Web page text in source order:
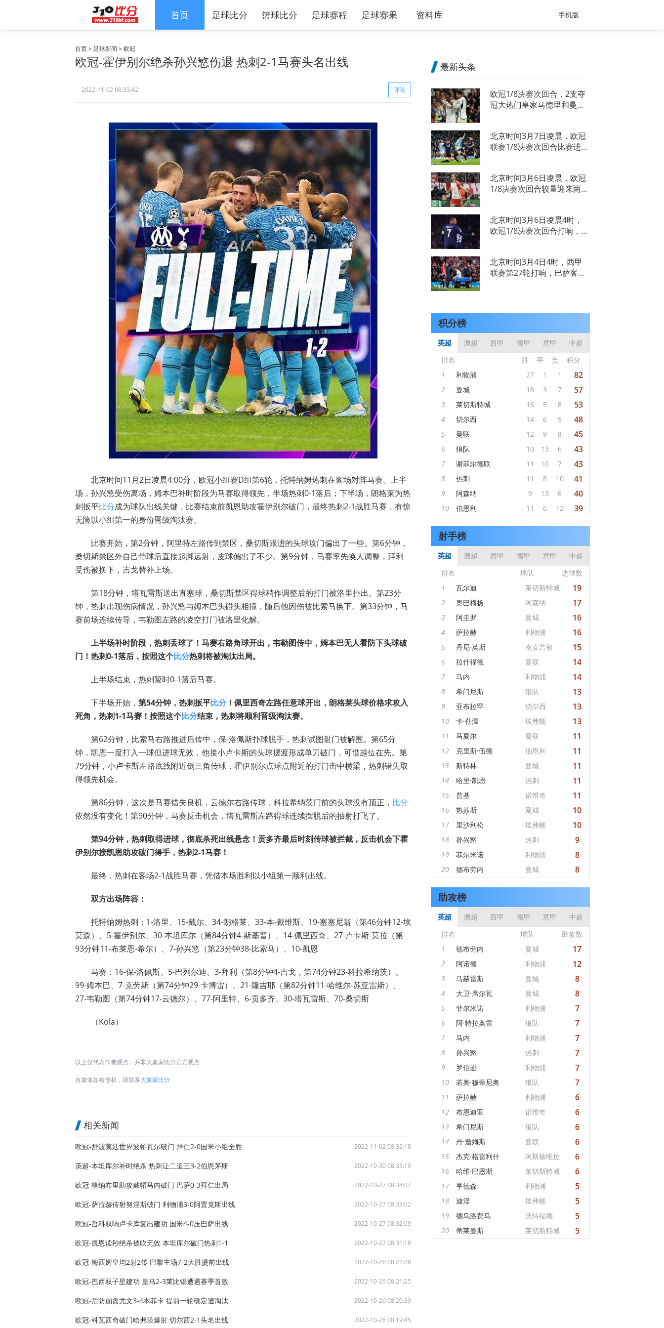
首页 足球比分 篮球比分 足球赛程 足球赛果 资料库 手机版
首页> 足球新闻 >欧冠
欧冠-霍伊别尔绝杀孙兴慜伤退 热刺2-1马赛头名出线
2022-11-02 08:33:42 评论
北京时间11月2日凌晨4:00分，欧冠小组赛D组第6轮，托特纳姆热刺在客场对阵马赛。上半
场，孙兴慜受伤离场，姆本巴补时阶段为马赛取得领先，半场热刺0-1落后；下半场，朗格莱为热
刺扳平比分成为球队出线关键，比赛结束前凯恩助攻霍伊别尔破门，最终热刺2-1战胜马赛，有惊
无险以小组第一的身份晋级淘汰赛。
比赛开始，第2分钟，阿里特左路传到禁区，桑切斯跟进的头球攻门偏出了一些。第6分钟，
桑切斯禁区外自己带球后直接起脚远射，皮球偏出了不少。第9分钟，马赛率先换人调整，拜利
受伤被换下，吉戈替补上场。
第18分钟，塔瓦雷斯送出直塞球，桑切斯禁区得球稍作调整后的打门被洛里扑出。第23分
钟，热刺出现伤病情况，孙兴慜与姆本巴头碰头相撞，随后他因伤被比索马换下。第33分钟，马
赛前场连续传导，韦勒图左路的凌空打门被洛里化解。
上半场补时阶段，热刺丢球了！马赛右路角球开出，韦勒图传中，姆本巴无人看防下头球破
门！热刺0-1落后，按照这个比分热刺将被淘汰出局。
上半场结束，热刺暂时0-1落后马赛。
下半场开始， 第54分钟，热刺扳平比分！佩里西奇左路任意球开出，朗格莱头球价格求攻入
死角，热刺1-1马赛！按照这个比分结束，热刺将顺利晋级淘汰赛。
第62分钟，比索马右路推进后传中，保-洛佩斯扑球脱手，热刺试图射门被解围。第65分
钟，凯恩一度打入一球但进球无效，他接小卢卡斯的头球摆渡形成单刀破门，可惜越位在先。第
79分钟，小卢卡斯左路底线附近倒三角传球，霍伊别尔点球点附近的打门击中横梁，热刺错失取
得领先机会。
第86分钟，这次是马赛错失良机，云德尔右路传球，科拉希纳茨门前的头球没有顶正， 比分
依然没有变化！第90分钟，马赛反击机会，塔瓦雷斯左路得球连续摆脱后的抽射打飞了。
第94分钟，热刺取得进球，彻底杀死出线悬念！贡多齐最后时刻传球被拦截，反击机会下霍
伊别尔接凯恩助攻破门得手，热刺2-1马赛！
最终，热刺在客场2-1战胜马赛，凭借本场胜利以小组第一顺利出线。
双方出场阵容：
托特纳姆热刺：1-洛里、15-戴尔、34-朗格莱、33-本-戴维斯、19-塞塞尼翁（第46分钟12-埃
莫森）、5-霍伊别尔、30-本坦库尔（第84分钟4-斯基普）、14-佩里西奇、27-卢卡斯-莫拉（第
93分钟11-布莱恩-希尔）、7-孙兴慜（第23分钟38-比索马）、10-凯恩
马赛：16-保-洛佩斯、5-巴列尔迪、3-拜利（第8分钟4-吉戈，第74分钟23-科拉希纳茨）、
99-姆本巴、7-克劳斯（第74分钟29-卡博雷）、21-隆吉耶（第82分钟11-哈维尔-苏亚雷斯）、
27-韦勒图（第74分钟17-云德尔）、77-阿里特、6-贡多齐、30-塔瓦雷斯、70-桑切斯
（Kola）
以上仅代表作者观点，并非大赢家比分官方观点
自媒体如有侵权，请联系大赢家比分
相关新闻
欧冠-舒波莫廷世界波帕瓦尔破门 拜仁2-0国米小组全胜 2022-11-02 08:32:18
英超-本坦库尔补时绝杀 热刺让二追三3-2伯恩茅斯 2022-10-30 08:33:19
欧冠-格纳布里助攻戴帽马内破门 巴萨0-3拜仁出局 2022-10-27 08:34:07
欧冠-萨拉赫传射努涅斯破门 利物浦3-0阿贾克斯出线 2022-10-27 08:33:02
欧冠-哲科双响卢卡库复出建功 国米4-0压巴萨出线 2022-10-27 08:32:09
欧冠-凯恩读秒绝杀被吹无效 本坦库尔破门热刺1-1 2022-10-27 08:31:18
欧冠-梅西姆皇均2射2传 巴黎主场7-2大胜提前出线 2022-10-26 08:22:28
欧冠-巴西双子星建功 皇马2-3莱比锡遭遇赛季首败 2022-10-26 08:21:25
欧冠-后防崩盘尤文3-4本菲卡 提前一轮确定遭淘汰 2022-10-26 08:20:39
欧冠-科瓦西奇破门哈弗茨爆射 切尔西2-1头名出线 2022-10-26 08:19:45
最新头条
欧冠1/8决赛次回合，2支夺
冠大热门皇家马德里和曼城
首回合1-0莱比锡，皇马以
总比分2-1惊险淘汰莱比
北京时间3月7日凌晨，欧冠
联赛1/8决赛次回合比赛进
着上半场比赛的3粒进球，
曼城队在本场比赛以3-1的
北京时间3月6日凌晨，欧冠
1/8决赛次回合较量迎来两
家社会！在拜仁主场跟拉齐
奥的比赛，拜仁成功完成逆
北京时间3月6日凌晨4时，
欧冠1/8决赛次回合打响，
巴黎核心姆巴佩打满全场，
并在上下半场第15分钟内切
北京时间3月4日4时，西甲
联赛第27轮打响，巴萨客场
巴萨0-0闷平对手，27轮后
14分钟，巴
积分榜
英超 澳超 西甲 德甲 意甲
中超
排名
胜 平 负
积分
1
利物浦 27 1 1 82
2 曼城 18 3 7 57
3 莱切斯特城 16 5 8 53
4 切尔西 14 6 9 48
5 曼联 12 9 8 45
6 狼队 10 13 6 43
7 谢菲尔德联 11 10 7 43
8 热刺 11 8 10 41
9 阿森纳 9 13 6 40
10 伯恩利 11 6 12 39
射手榜
英超 澳超 西甲 德甲 意甲
中超
排名
球队
进球数
1
瓦尔迪 莱切斯特城 19
2 奥巴梅扬 阿森纳 17
3 阿圭罗 曼城 16
4 萨拉赫 利物浦 16
5 丹尼·英斯 南安普敦 15
6 拉什福德 曼联 14
7 马内 利物浦 14
8 希门尼斯 狼队 13
9 亚布拉罕 切尔西 13
10 卡·勒温 埃弗顿 13
11 马夏尔 曼联 11
12 克里斯·伍德 伯恩利 11
13 斯特林 曼城 11
14 哈里·凯恩 热刺 11
15 普基 诺维奇 11
16 热苏斯 曼城 10
17 里沙利松 埃弗顿 10
18 孙兴慜 热刺 9
19 菲尔米诺 利物浦 8
20 德布劳内 曼城 8
助攻榜
英超 澳超 西甲 德甲 意甲
中超
排名
球队
助攻数
1
德布劳内 曼城 17
2 阿诺德 利物浦 12
3 马赫雷斯 曼城 8
4 大卫·席尔瓦 曼城 8
5 菲尔米诺 利物浦 7
6 阿·特拉奥雷 狼队 7
7 马内 利物浦 7
8 孙兴慜 热刺 7
9 罗伯逊 利物浦 7
10 若奥·穆蒂尼奥 狼队 7
11 萨拉赫 利物浦 6
12 布恩迪亚 诺维奇 6
13 希门尼斯 狼队 6
14 丹·詹姆斯 曼联 6
15 杰克·格雷利什 阿斯顿维拉 6
16 哈维·巴恩斯 莱切斯特城 6
17 亨德森 利物浦 5
18 迪涅 埃弗顿 5
19 德乌洛费乌 沃特福德 5
20 蒂莱曼斯 莱切斯特城 5